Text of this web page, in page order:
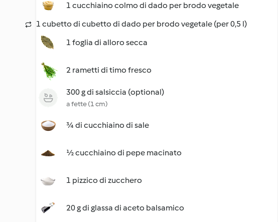
1 cucchiaino colmo di dado per brodo vegetale
1 cubetto di cubetto di dado per brodo vegetale (per 0,5 l)
1 foglia di alloro secca
2 rametti di timo fresco
300 g di salsiccia (optional)
a fette (1 cm)
¾ di cucchiaino di sale
½ cucchiaino di pepe macinato
1 pizzico di zucchero
20 g di glassa di aceto balsamico